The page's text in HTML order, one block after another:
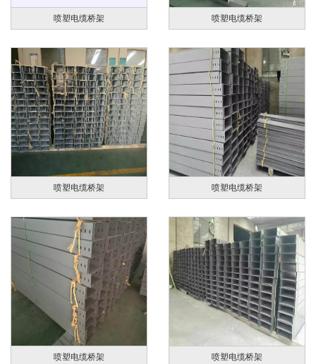
喷塑电缆桥架 喷塑电缆桥架
喷塑电缆桥架 喷塑电缆桥架
喷塑电缆桥架 喷塑电缆桥架